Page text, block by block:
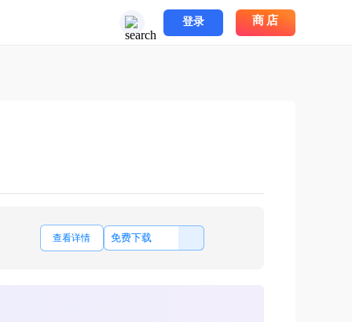
登录 商店
查看详情 免费下载